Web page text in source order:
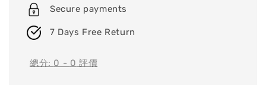
Secure payments
7 Days Free Return
總分: 0 - 0 評價